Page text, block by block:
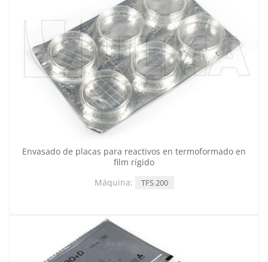
Envasado de placas para reactivos en termoformado en
film rígido
Máquina:
TFS 200